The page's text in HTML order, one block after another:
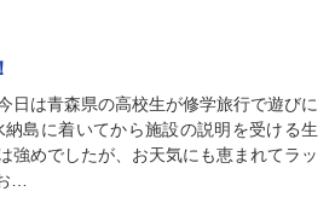
日は青森県の高校生が修学旅行で遊びに
島に着いてから施設の説明を受ける生
強めでしたが、お天気にも恵まれてラッ
…